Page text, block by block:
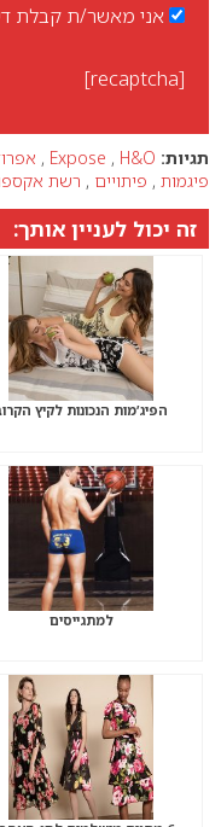
אני מאשר/ת קבלת
[recaptcha]
תגיות: Expose , H&O
,
פיגמות , פיתויים , רשת
זה יכול לעניין אותך:
הפיג’מות הנכונות לקיץ
למתגייסים